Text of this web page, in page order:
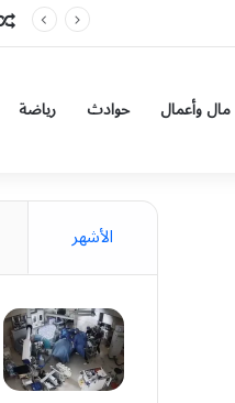
مال وأعمال حوادث رياضة
الأشهر